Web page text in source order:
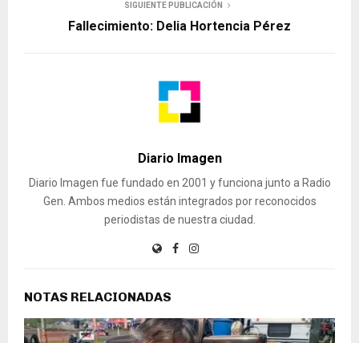
SIGUIENTE PUBLICACIÓN
Fallecimiento: Delia Hortencia Pérez
Diario Imagen
Diario Imagen fue fundado en 2001 y funciona junto a Radio
Gen. Ambos medios están integrados por reconocidos
periodistas de nuestra ciudad.
NOTAS RELACIONADAS